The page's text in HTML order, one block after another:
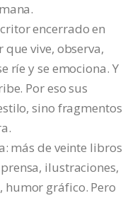
encerrado en
vive, observa,
ríe y se emociona. Y
Por eso sus
sino fragmentos
más de veinte libros
ilustraciones,
humor gráfico. Pero